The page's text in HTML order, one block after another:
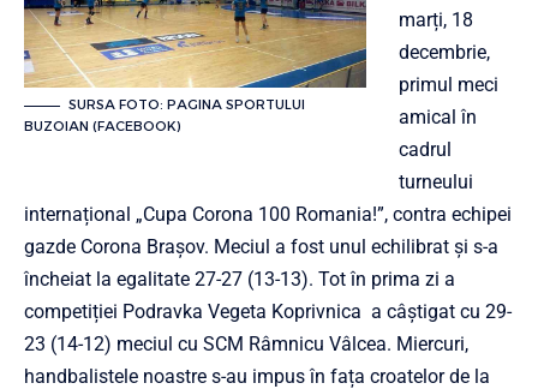
SURSA FOTO: PAGINA SPORTULUI
BUZOIAN (FACEBOOK)
marți, 18
decembrie,
primul meci
amical în
cadrul
turneului
internațional „Cupa Corona 100 Romania!”, contra echipei
gazde Corona Braşov. Meciul a fost unul echilibrat și s-a
încheiat la egalitate 27-27 (13-13). Tot în prima zi a
competiției Podravka Vegeta Koprivnica a câştigat cu 29-
23 (14-12) meciul cu SCM Râmnicu Vâlcea. Miercuri,
handbalistele noastre s-au impus în fața croatelor de la